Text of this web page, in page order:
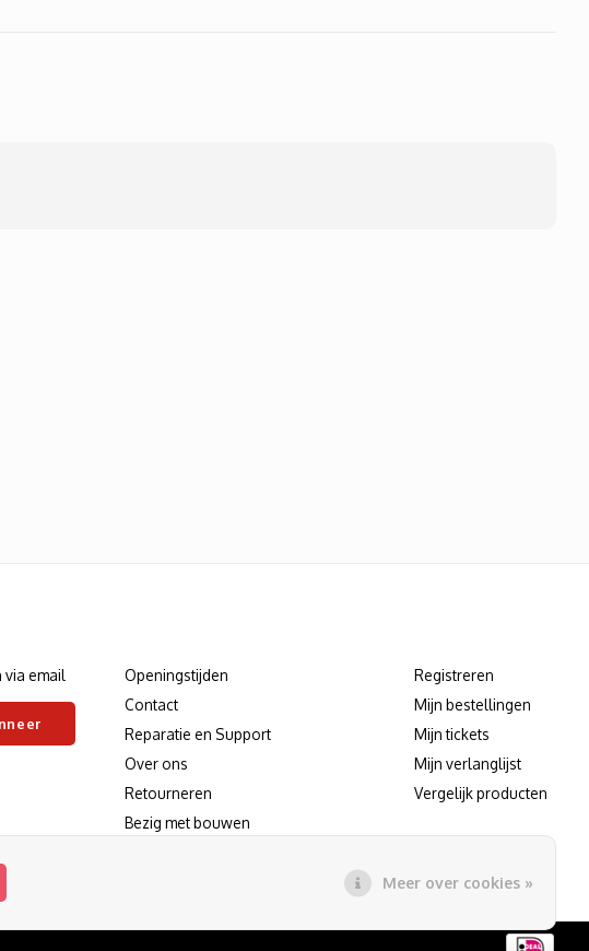
via email
Openingstijden
Contact
Reparatie en Support
Over ons
Retourneren
Bezig met bouwen
Registreren
Mijn bestellingen
Mijn tickets
Mijn verlanglijst
Vergelijk producten
Meer over cookies »